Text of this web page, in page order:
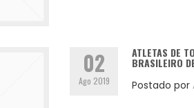
02
Ago 2019
ATLETAS DE
BRASILEIRO
Postado por